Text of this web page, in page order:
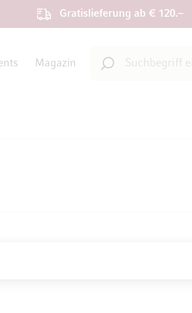
Gratislieferung ab € 120.–
Magazin
Suche